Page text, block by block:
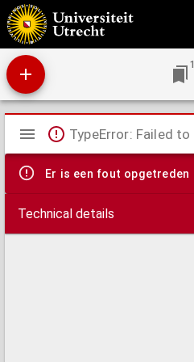
De hoefsmid : geïllustreerd maandblad voor
hoefbeslag belangstellen
1
Mirador
viewer
TypeError: Failed
Er is een fout opgetreden
Technical details